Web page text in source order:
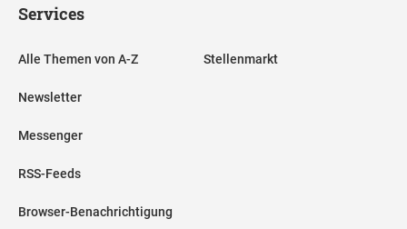
Services
Alle Themen von A-Z
Newsletter
Messenger
RSS-Feeds
Browser-Benachrichtigung
Stellenmarkt